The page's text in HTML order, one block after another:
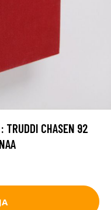
TRUDDI CHASEN 92